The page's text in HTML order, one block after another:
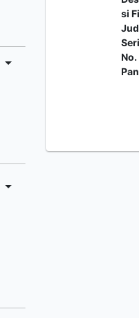
si
No.